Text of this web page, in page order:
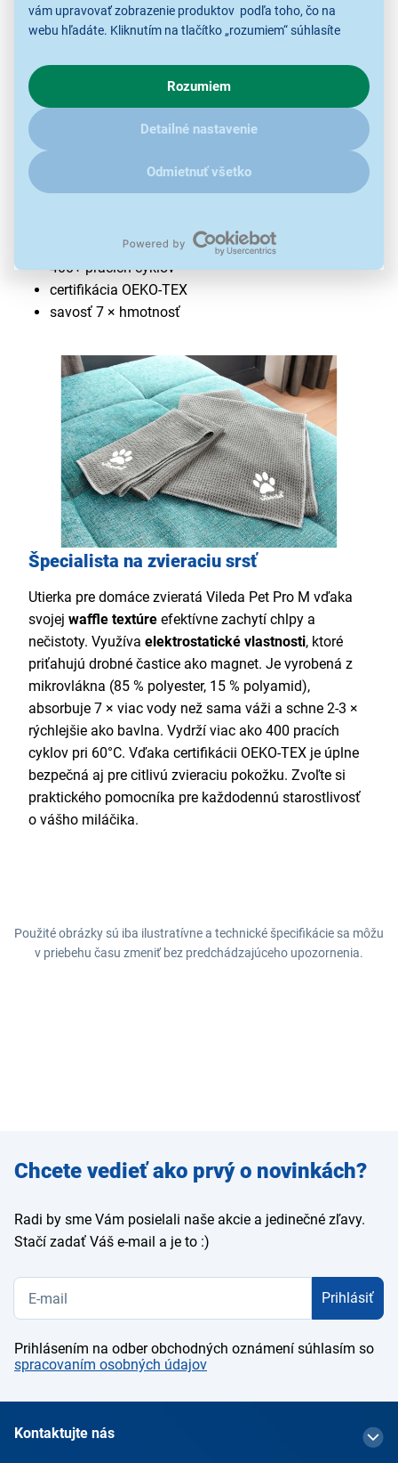
vám upravovať zobrazenie produktov podľa toho, čo na
webu hľadáte. Kliknutím na tlačítko „rozumiem“ súhlasíte
o chovaní na webe pre zobrazovaní cielených reklám.
V prípade že vás zaujímajú detaily, ako u nás s cookies a
ďalšími údaji pracujeme, kliknitesem.
Rozumiem
Detailné nastavenie
Odmietnuť všetko
Utierka pre domáce zvieratá Vileda Pet
Pro M
rozmery 45 × 70 cm
400+ pracích cyklov
certifikácia OEKO-TEX
savosť 7 × hmotnosť
Špecialista na zvieraciu srsť
Utierka pre domáce zvieratá Vileda Pet Pro M vďaka
svojej waffle textúre efektívne zachytí chlpy a
nečistoty. Využíva elektrostatické vlastnosti, ktoré
priťahujú drobné častice ako magnet. Je vyrobená z
mikrovlákna (85 % polyester, 15 % polyamid),
absorbuje 7 × viac vody než sama váži a schne 2-3 ×
rýchlejšie ako bavlna. Vydrží viac ako 400 pracích
cyklov pri 60°C. Vďaka certifikácii OEKO-TEX je úplne
bezpečná aj pre citlivú zvieraciu pokožku. Zvoľte si
praktického pomocníka pre každodennú starostlivosť
o vášho miláčika.
Použité obrázky sú iba ilustratívne a technické špecifikácie sa môžu
v priebehu času zmeniť bez predchádzajúceho upozornenia.
Zadajte
e-mail
Chcete vedieť ako prvý o novinkách?
Radi by sme Vám posielali naše akcie a jedinečné zľavy.
Stačí zadať Váš e-mail a je to :)
Prihlásiť
Prihlásením na odber obchodných oznámení súhlasím so
spracovaním osobných údajov
Kontaktujte nás